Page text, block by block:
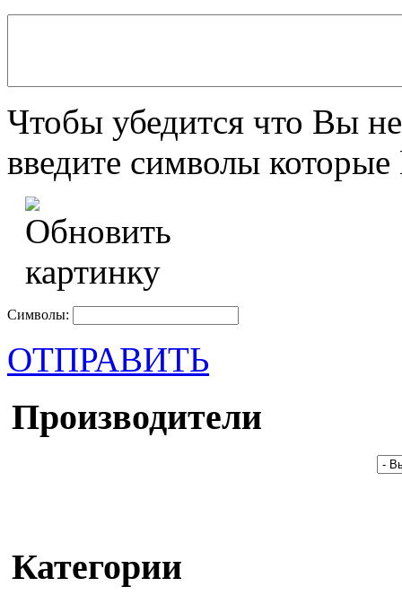
Чтобы убедится что Вы
введите символы
Символы:
ОТПРАВИТЬ
Производители
Категории